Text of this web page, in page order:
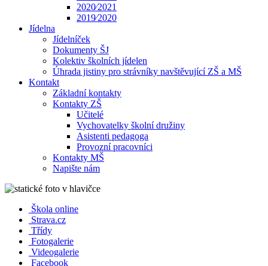
2020⁄2021
2019⁄2020
Jídelna
Jídelníček
Dokumenty ŠJ
Kolektiv školních jídelen
Úhrada jistiny pro strávníky navštěvující ZŠ a MŠ
Kontakt
Základní kontakty
Kontakty ZŠ
Učitelé
Vychovatelky školní družiny
Asistenti pedagoga
Provozní pracovníci
Kontakty MŠ
Napište nám
Škola online
Strava.cz
Třídy
Fotogalerie
Videogalerie
Facebook